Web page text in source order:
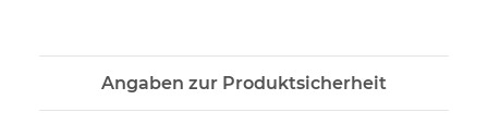
Angaben zur Produktsicherheit